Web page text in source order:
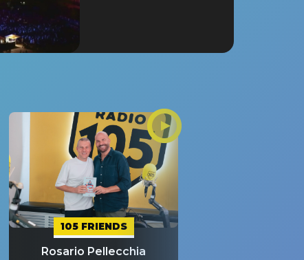
105 FRIENDS
Rosario Pellecchia